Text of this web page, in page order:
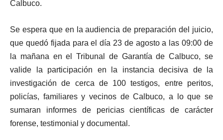
Calbuco.
Se espera que en la audiencia de preparación del juicio,
que quedó fijada para el día 23 de agosto a las 09:00 de
la mañana en el Tribunal de Garantía de Calbuco, se
valide la participación en la instancia decisiva de la
investigación de cerca de 100 testigos, entre peritos,
policías, familiares y vecinos de Calbuco, a lo que se
sumaran informes de pericias científicas de carácter
forense, testimonial y documental.